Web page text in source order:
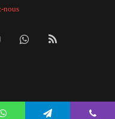
nous
WhatsApp
RSS